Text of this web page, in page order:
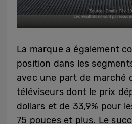
La marque a également
position dans les
avec une part de marché
téléviseurs dont le prix
dollars et de 33,9% pour
75 pouces et plus. Le